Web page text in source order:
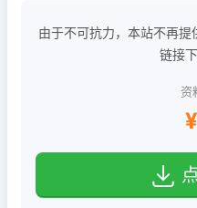
由于不可抗力，本站不再
链接
资